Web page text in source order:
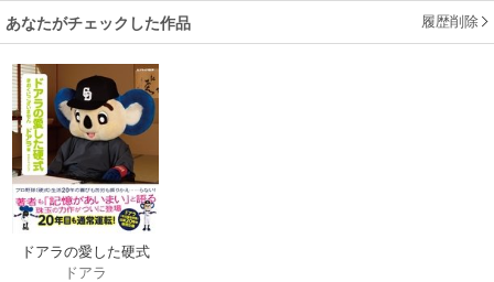
あなたがチェックした作品 履歴削除
ドアラの愛した硬式
ドアラ